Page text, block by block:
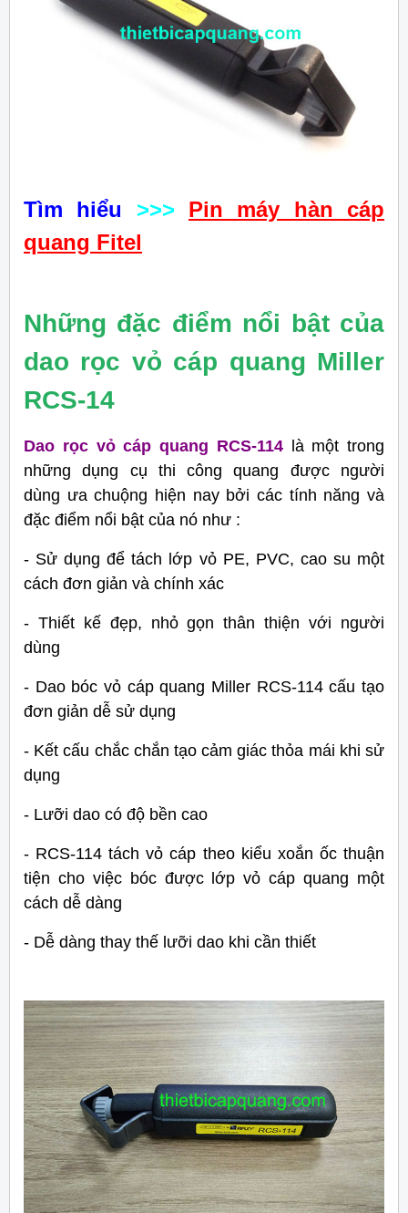
Tìm hiểu >>>
Pin máy hàn cáp
quang Fitel
Những đặc điểm nổi bật của
dao rọc vỏ cáp quang Miller
RCS-14
Dao rọc vỏ cáp quang RCS-114là một trong
những dụng cụ thi công quang được người
dùng ưa chuộng hiện nay bởi các tính năng và
đặc điểm nổi bật của nó như :
- Sử dụng để tách lớp vỏ PE, PVC, cao su một
cách đơn giản và chính xác
- Thiết kế đẹp, nhỏ gọn thân thiện với người
dùng
- Dao bóc vỏ cáp quang Miller RCS-114 cấu tạo
đơn giản dễ sử dụng
- Kết cấu chắc chắn tạo cảm giác thỏa mái khi sử
dụng
- Lưỡi dao có độ bền cao
- RCS-114 tách vỏ cáp theo kiểu xoắn ốc thuận
tiện cho việc bóc được lớp vỏ cáp quang một
cách dễ dàng
- Dễ dàng thay thế lưỡi dao khi cần thiết